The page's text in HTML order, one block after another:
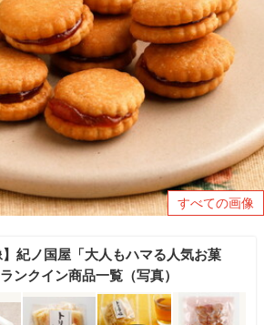
すべての画像
】紀ノ国屋「大人もハマる人気お菓
ンクイン商品一覧（写真）